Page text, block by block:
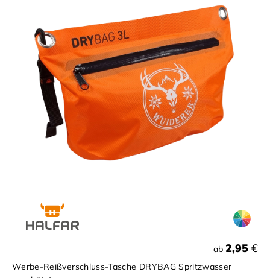
ab 2,95 €
Werbe-Reißverschluss-Tasche DRYBAG Spritzwasser